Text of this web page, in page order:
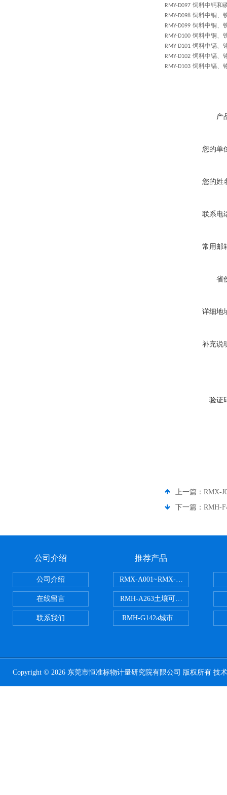
RMY-D097 饲料中钙和
RMY-D098 饲料中铜、
RMY-D099 饲料中铜、
RMY-D100 饲料中铜、
RMY-D101 饲料中镉、
RMY-D102 饲料中镉、
RMY-D103 饲料中镉、
产
您的单
您的姓
联系电
常用邮
省
详细地
补充说
验证
上一篇： RMX-
下一篇： RMH-
公司介绍
公司介绍
在线留言
联系我们
推荐产品
RMX-A001~RMX-A002丙烯酸涂
RMH-A263土壤可交换酸度分析标
RMH-G142a城市污水处理污泥中
Copyright © 2026 东莞市恒准标物计量研究院有限公司 版权所有 技